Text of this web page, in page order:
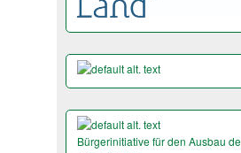
Bürgerinitiative für den Ausbau